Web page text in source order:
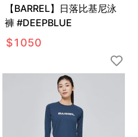
【BARREL】日落比基尼泳
褲 #DEEPBLUE
$1050